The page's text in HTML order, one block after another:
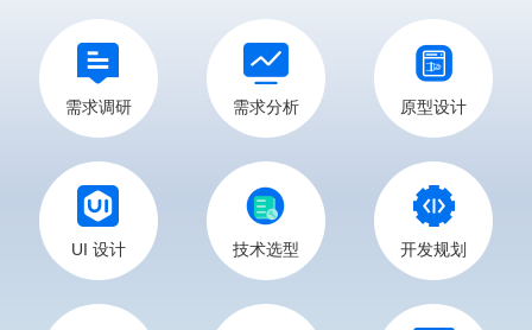
需求调研 需求分析 原型设计
UI 设计 技术选型 开发规划